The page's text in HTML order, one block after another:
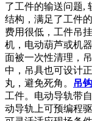
了工件的输送问题,
结构，满足了工件
费用很低，工件吊
机，电动葫芦或机
面被一次性清理，
中，吊具也可设计
丸，避免死角。
吊
工件。电动导轨带
动导轨上可预编程